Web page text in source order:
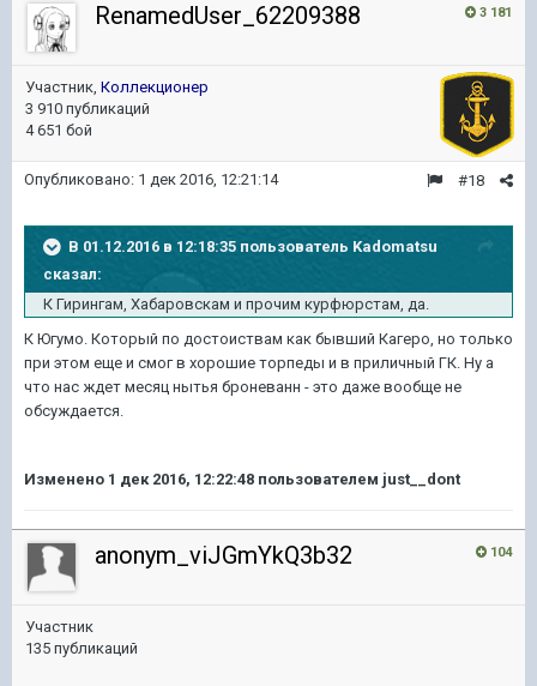
3 181
RenamedUser_62209388
Участник, Коллекционер
3 910 публикаций
4 651 бой
#18
Опубликовано: 1 дек 2016, 12:21:14
В 01.12.2016 в 12:18:35 пользователь Kadomatsu
сказал:
К Гирингам, Хабаровскам и прочим курфюрстам, да.
К Югумо. Который по достоиствам как бывший Кагеро, но только
при этом еще и смог в хорошие торпеды и в приличный ГК. Ну а
что нас ждет месяц нытья броневанн - это даже вообще не
обсуждается.
Изменено 1 дек 2016, 12:22:48 пользователем just__dont
104
anonym_viJGmYkQ3b32
Участник
135 публикаций